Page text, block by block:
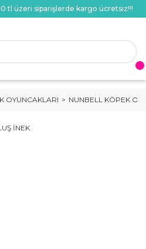
tl üzeri siparişlerde kargo ücretsiz!!!
OYUNCAKLARI NUNBELL KÖPEK